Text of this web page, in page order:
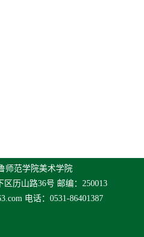
师范学院美术学院
历山路36号 邮编：250013
电话：0531-86401387